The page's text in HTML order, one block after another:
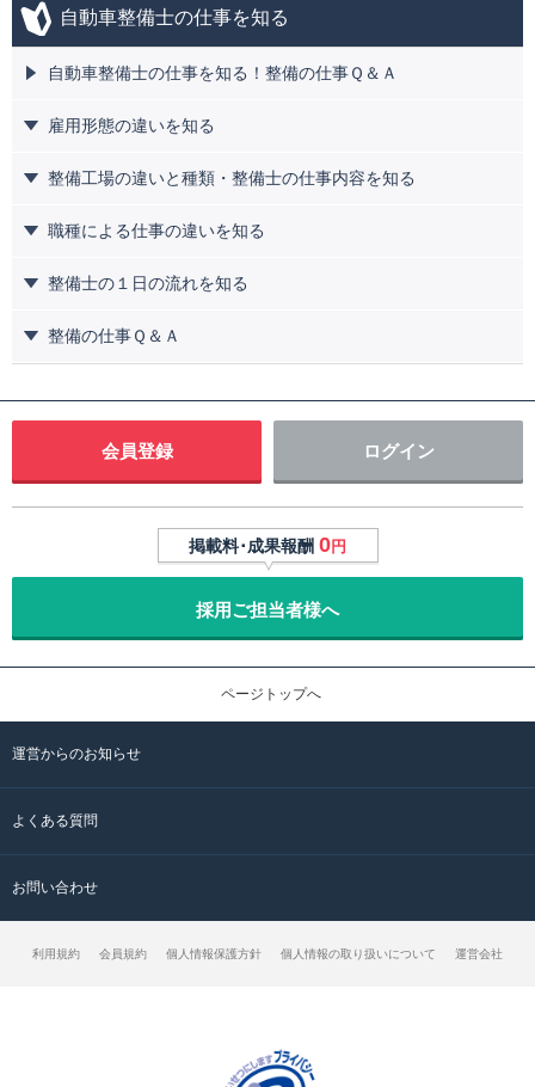
自動車整備士の仕事を知る
自動車整備士の仕事を知る！整備の仕事Ｑ＆Ａ
雇用形態の違いを知る
整備工場の違いと種類・整備士の仕事内容を知る
職種による仕事の違いを知る
整備士の１日の流れを知る
整備の仕事Ｑ＆Ａ
会員登録 ログイン
掲載料･成果報酬 0円
採用ご担当者様へ
ページトップへ
運営からのお知らせ
よくある質問
お問い合わせ
利用規約 会員規約 個人情報保護方針 個人情報の取り扱いについて 運営会社